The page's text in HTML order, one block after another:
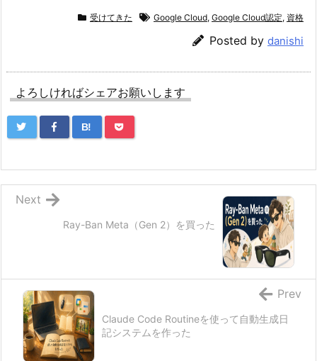
受けてきた Google Cloud, Google Cloud認定, 資格
Posted by danishi
よろしければシェアお願いします
B!
Ray-Ban Meta（Gen 2）を買った
Next
Claude Code Routineを使って自動生成日
記システムを作った
Prev